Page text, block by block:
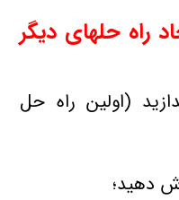
راه حلهای دیگر
(اولین راه حل